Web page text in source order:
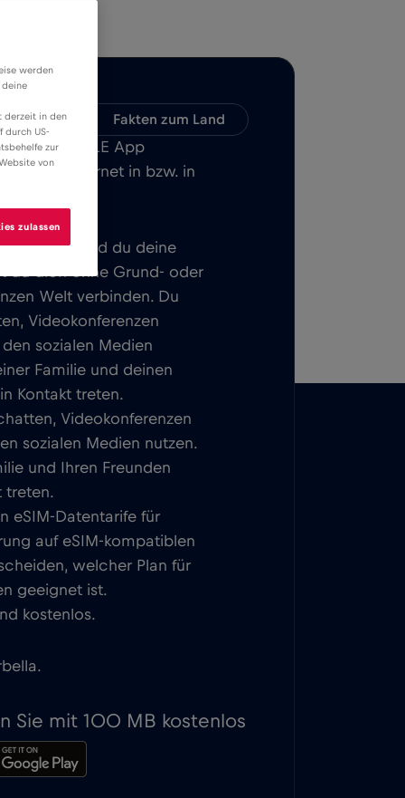
Fakten zum Land
Bull MOBILE App
Internet in bzw. in
Sobald du deine
du dich ohne Grund- oder
Welt verbinden. Du
Videokonferenzen
sozialen Medien
Familie und deinen
Kontakt treten.
Videokonferenzen
sozialen Medien nutzen.
und Ihren Freunden
treten.
eSIM-Datentarife für
auf eSIM-kompatiblen
welcher Plan für
geeignet ist.
kostenlos.
Sie mit 100 MB kostenlos
werden
deine
derzeit in den
durch US-
zur
von
zulassen